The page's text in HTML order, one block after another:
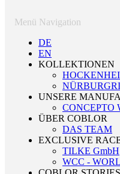
Menü Navigation
DE
EN
KOLLEKTIONEN
UNSERE
CONCEPTO
ÜBER COBLOR
DAS TEAM
EXCLUSIVE
TILKE GmbH
WCC -